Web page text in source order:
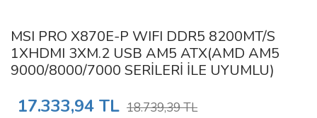
MSI PRO X870E-P WIFI DDR5 8200MT/S
1XHDMI 3XM.2 USB AM5 ATX(AMD AM5
9000/8000/7000 SERİLERİ İLE UYUMLU)
17.333,94 TL 18.739,39 TL